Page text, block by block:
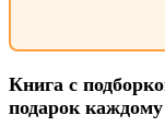
Книга с
подарок